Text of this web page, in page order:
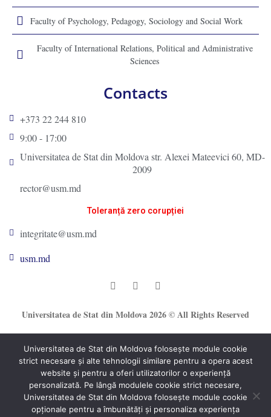
Faculty of Psychology, Pedagogy, Sociology and Social Work
Faculty of International Relations, Political and Administrative
Sciences
Contacts
+373 22 244 810
9:00 - 17:00
Universitatea de Stat din Moldova str. Alexei Mateevici 60, MD-
2009
rector@usm.md
Toleranță zero corupției
integritate@usm.md
usm.md
Universitatea de Stat din Moldova 2026 © All Rights Reserved
®
Universitatea de Stat din Moldova folosește module cookie
strict necesare și alte tehnologii similare pentru a opera acest
website și pentru a oferi utilizatorilor o experiență
personalizată. Pe lângă modulele cookie strict necesare,
Universitatea de Stat din Moldova folosește module cookie
opționale pentru a îmbunătăți și personaliza experiența